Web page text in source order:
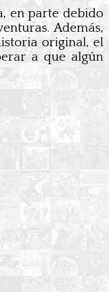
en parte debido
Además,
original, el
a que algún